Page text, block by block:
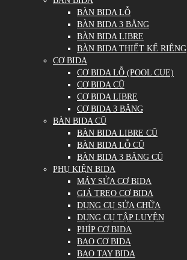
BÀN BIDA LỖ
BÀN BIDA 3 BĂNG
BÀN BIDA LIBRE
BÀN BIDA THIẾT KẾ RIÊNG
CƠ BIDA
CƠ BIDA LỖ (POOL CUE)
CƠ BIDA CŨ
CƠ BIDA LIBRE
CƠ BIDA 3 BĂNG
BÀN BIDA CŨ
BÀN BIDA LIBRE CŨ
BÀN BIDA LỖ CŨ
BÀN BIDA 3 BĂNG CŨ
PHỤ KIỆN BIDA
MÁY SỬA CƠ BIDA
GIÁ TREO CƠ BIDA
DỤNG CỤ SỬA CHỮA
DỤNG CỤ TẬP LUYỆN
PHÍP CƠ BIDA
BAO CƠ BIDA
BAO TAY BIDA